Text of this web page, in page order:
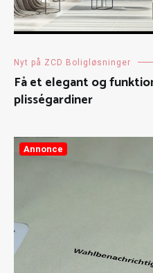
Nyt på ZCD Boligløsninger
Få et elegant og
plisségardiner
Annonce